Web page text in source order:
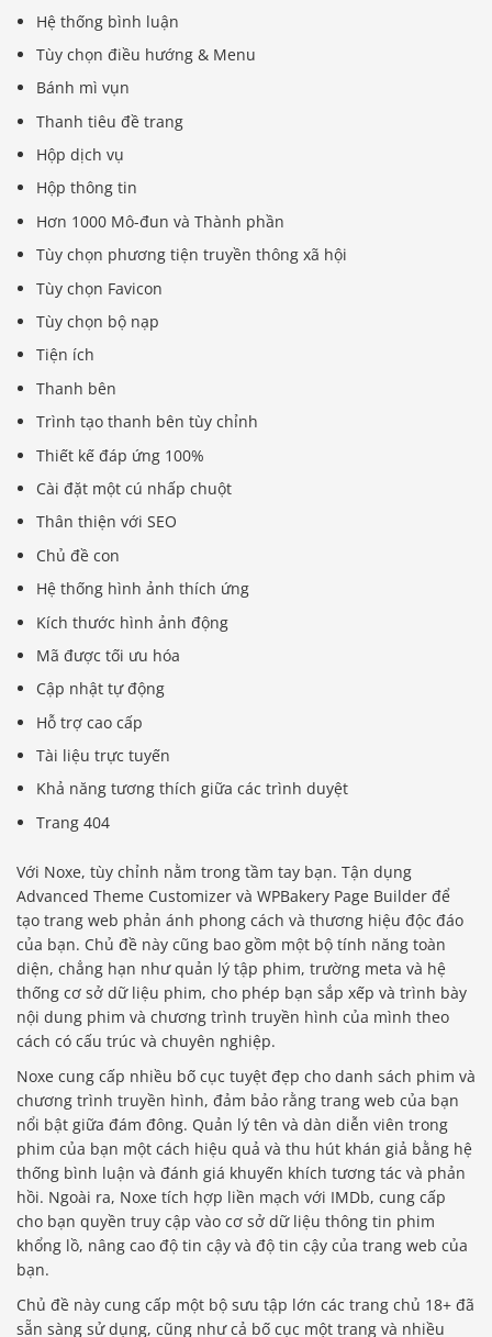
Hệ thống bình luận
Tùy chọn điều hướng & Menu
Bánh mì vụn
Thanh tiêu đề trang
Hộp dịch vụ
Hộp thông tin
Hơn 1000 Mô-đun và Thành phần
Tùy chọn phương tiện truyền thông xã hội
Tùy chọn Favicon
Tùy chọn bộ nạp
Tiện ích
Thanh bên
Trình tạo thanh bên tùy chỉnh
Thiết kế đáp ứng 100%
Cài đặt một cú nhấp chuột
Thân thiện với SEO
Chủ đề con
Hệ thống hình ảnh thích ứng
Kích thước hình ảnh động
Mã được tối ưu hóa
Cập nhật tự động
Hỗ trợ cao cấp
Tài liệu trực tuyến
Khả năng tương thích giữa các trình duyệt
Trang 404
Với Noxe, tùy chỉnh nằm trong tầm tay bạn. Tận dụng
Advanced Theme Customizer và WPBakery Page Builder để
tạo trang web phản ánh phong cách và thương hiệu độc đáo
của bạn. Chủ đề này cũng bao gồm một bộ tính năng toàn
diện, chẳng hạn như quản lý tập phim, trường meta và hệ
thống cơ sở dữ liệu phim, cho phép bạn sắp xếp và trình bày
nội dung phim và chương trình truyền hình của mình theo
cách có cấu trúc và chuyên nghiệp.
Noxe cung cấp nhiều bố cục tuyệt đẹp cho danh sách phim và
chương trình truyền hình, đảm bảo rằng trang web của bạn
nổi bật giữa đám đông. Quản lý tên và dàn diễn viên trong
phim của bạn một cách hiệu quả và thu hút khán giả bằng hệ
thống bình luận và đánh giá khuyến khích tương tác và phản
hồi. Ngoài ra, Noxe tích hợp liền mạch với IMDb, cung cấp
cho bạn quyền truy cập vào cơ sở dữ liệu thông tin phim
khổng lồ, nâng cao độ tin cậy và độ tin cậy của trang web của
bạn.
Chủ đề này cung cấp một bộ sưu tập lớn các trang chủ 18+ đã
sẵn sàng sử dụng, cũng như cả bố cục một trang và nhiều